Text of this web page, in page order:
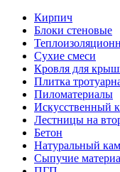
Кирпич
Блоки стеновые
Сухие смеси
Кровля для
Плитка
Пиломатериалы
Искусственный
Лестницы на
Бетон
Натуральный
Сыпучие